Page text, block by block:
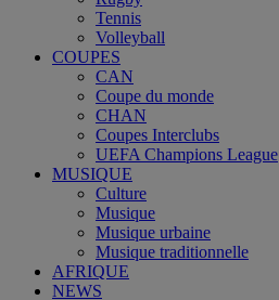
Tennis
Volleyball
COUPES
CAN
Coupe du monde
CHAN
Coupes Interclubs
UEFA Champions League
MUSIQUE
Culture
Musique
Musique urbaine
Musique traditionnelle
AFRIQUE
NEWS